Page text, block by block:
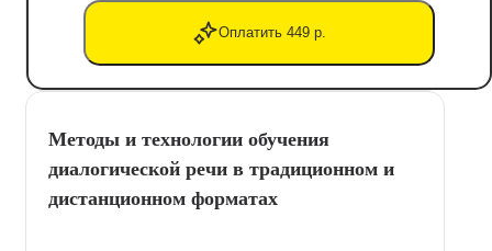
Оплатить 449 р.
Методы и технологии обучения
диалогической речи в традиционном и
дистанционном форматах